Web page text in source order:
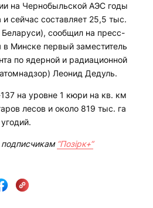
на Чернобыльской АЭС годы
сейчас составляет 25,5 тыс.
Беларуси), сообщил на пресс-
Минске первый заместитель
по ядерной и радиационной
Леонид Дедуль.
на уровне 1 кюри на кв. км
лесов и около 819 тыс. га
“Позірк+“